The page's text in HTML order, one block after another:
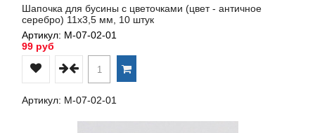
Шапочка для бусины с цветочками (цвет - античное
серебро) 11х3,5 мм, 10 штук
Артикул: М-07-02-01
99 руб
Артикул: М-07-02-01